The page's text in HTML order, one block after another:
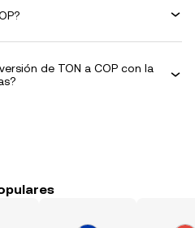
de TON a COP con la